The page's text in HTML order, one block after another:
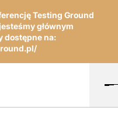
Testing Ground
głównym
dostępne na: